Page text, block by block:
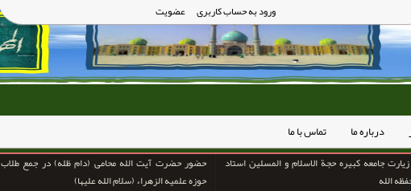
عضویت ورود به حساب کاربری
درباره ما تماس با ما
جامعه کبیره حجة الاسلام و المسلین استاد
الله
حضور حضرت آیت الله محامی (دام ظله) در جمع طلاب
حوزه علمیه الزهراء (سلام الله علیها)